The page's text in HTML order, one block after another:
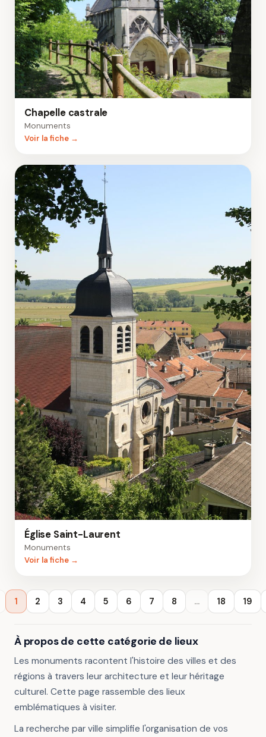
Chapelle castrale
Monuments
Voir la fiche →
Église Saint-Laurent
Monuments
Voir la fiche →
1 2 3 4 5 6 7 8 ... 18 19
À propos de cette catégorie de lieux
Les monuments racontent l'histoire des villes et des
régions à travers leur architecture et leur héritage
culturel. Cette page rassemble des lieux
emblématiques à visiter.
La recherche par ville simplifie l'organisation de vos